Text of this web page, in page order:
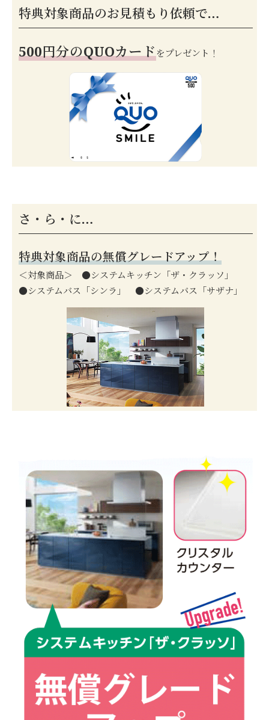
特典対象商品のお見積もり依頼で…
500円分のQUOカードをプレゼント！
さ・ら・に…
特典対象商品の無償グレードアップ！
＜対象商品＞ ●システムキッチン「ザ・クラッソ」
●システムバス「シンラ」 ●システムバス「サザナ」